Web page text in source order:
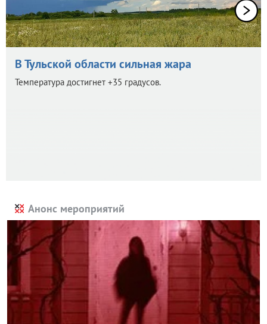
В Тульской области сильная жара
Температура достигнет +35 градусов.
Анонс мероприятий